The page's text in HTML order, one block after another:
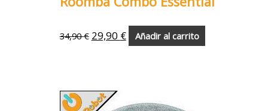
34,90€ 29,90 € Añadir al carrito